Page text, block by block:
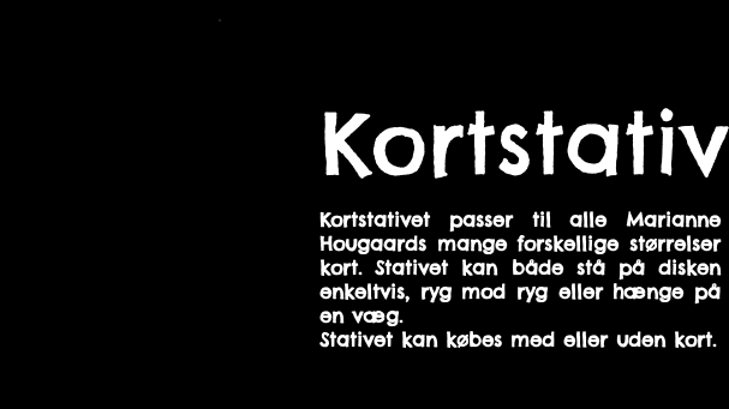
Kortstativ
Kortstativet passer til alle Marianne
Hougaards mange forskellige størrelser
kort. Stativet kan både stå på disken
enkeltvis, ryg mod ryg eller hænge på
en væg.
Stativet kan købes med eller uden kort.